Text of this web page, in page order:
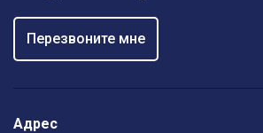
Адрес
Перезвоните мне